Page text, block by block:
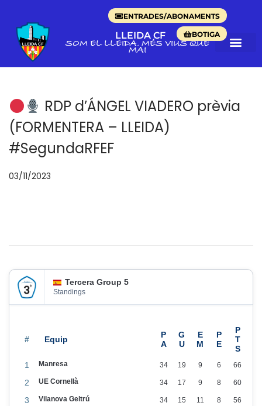
ENTRADES/ABONAMENTS
BOTIGA
LLEIDA CF
SOM EL LLEIDA. MÉS VIUS QUE
MAI
RDP d’ÁNGEL VIADERO prèvia
(FORMENTERA – LLEIDA)
#SegundaRFEF
p
n
03/11/2023
Tercera Group 5
Standings
#
1 Manresa 34 19 9 6 66
2 UE Cornellà 34 17 9 8 60
3 Vilanova Geltrú 34 15 11 8 56